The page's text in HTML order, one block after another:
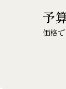
予
価格